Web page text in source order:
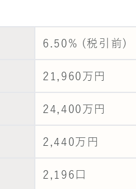
6.50% (税引前)
21,960万円
24,400万円
2,440万円
2,196口